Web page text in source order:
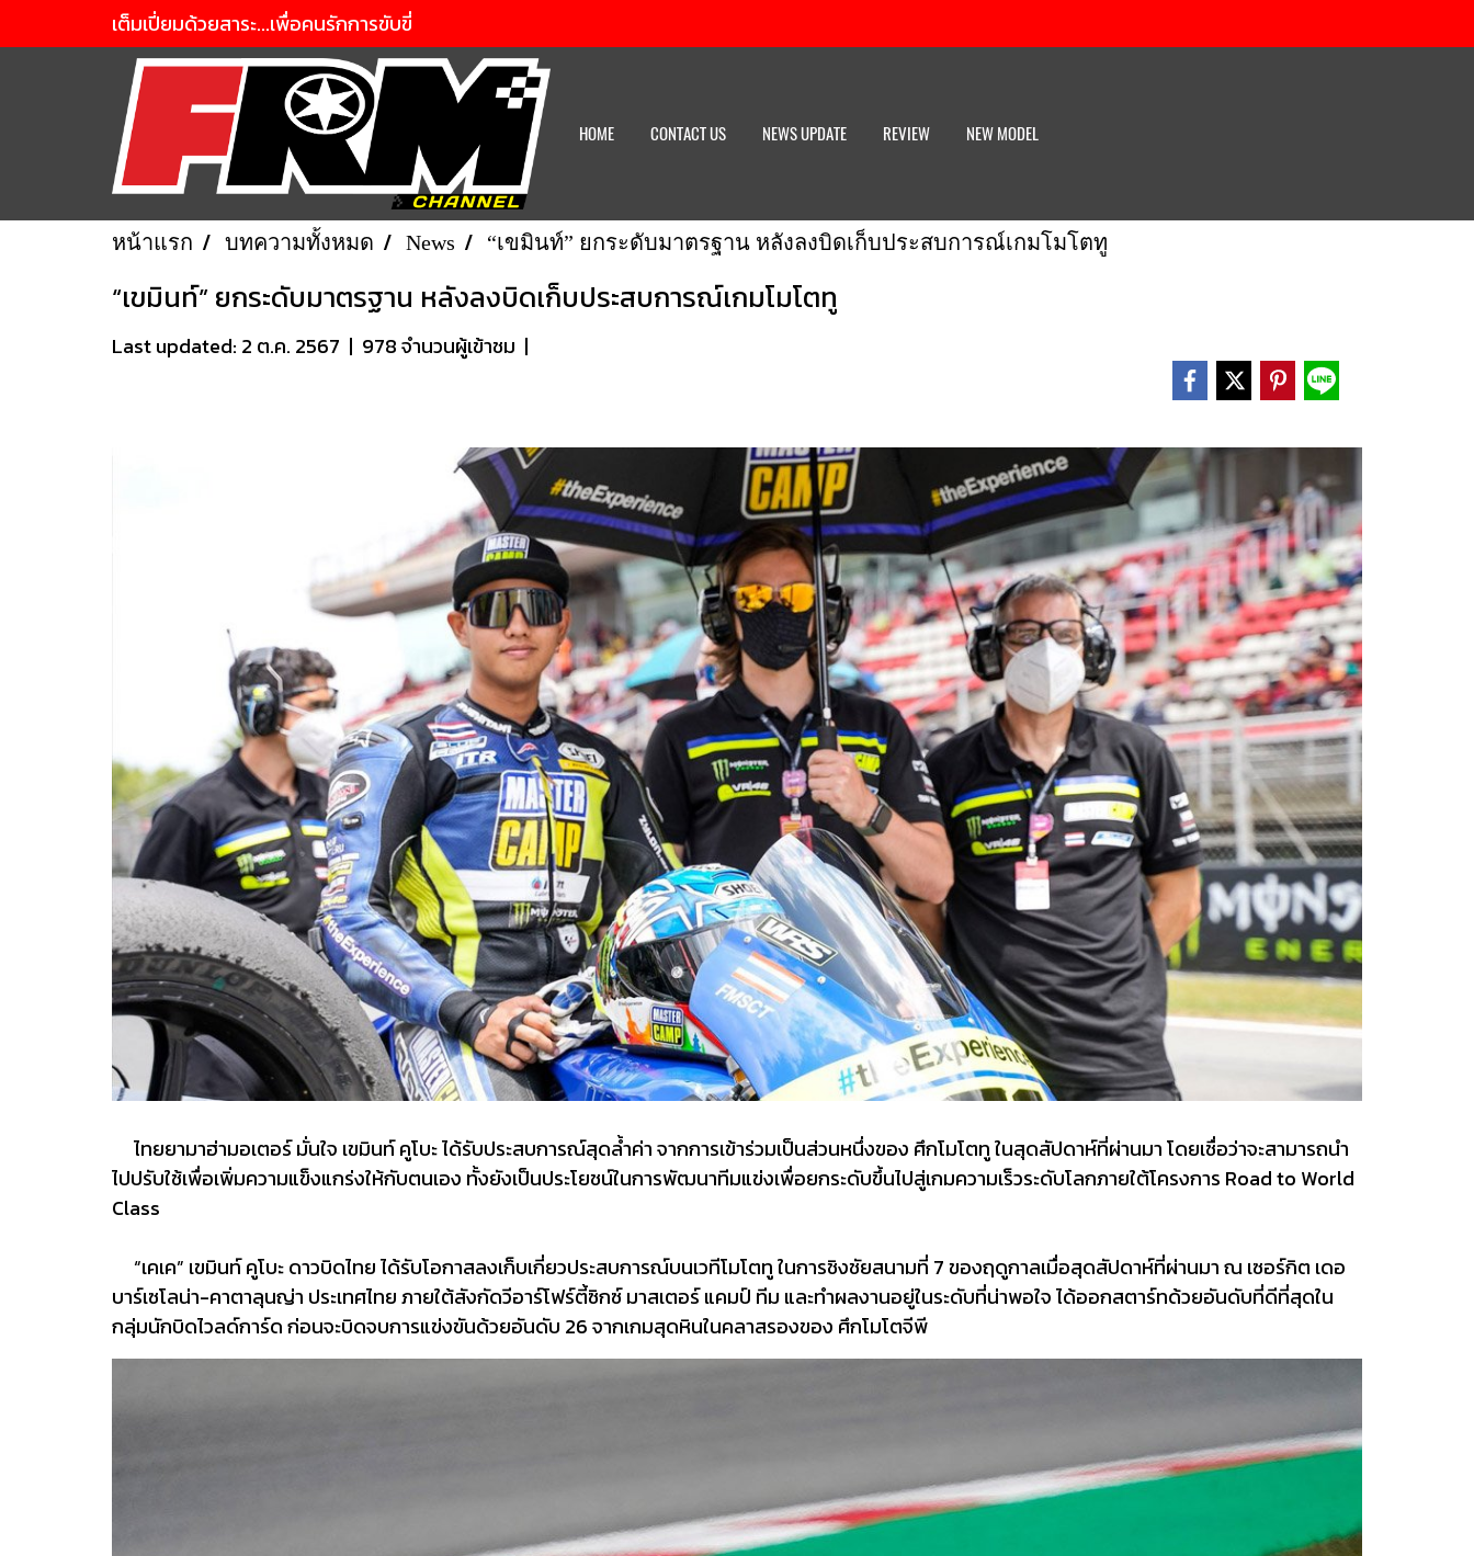
เต็มเปี่ยมด้วยสาระ...เพื่อคนรักการขับขี่
HOME CONTACT US NEWS UPDATE REVIEW NEW MODEL
หน้าแรก บทความทั้งหมด News “เขมินท์” ยกระดับมาตรฐาน หลังลงบิดเก็บประสบการณ์เกมโมโตทู
“เขมินท์” ยกระดับมาตรฐาน หลังลงบิดเก็บประสบการณ์เกมโมโตทู
Last updated: 2 ต.ค. 2567 | 978 จำนวนผู้เข้าชม |
ไทยยามาฮ่ามอเตอร์ มั่นใจ เขมินท์ คูโบะ ได้รับประสบการณ์สุดล้ำค่า จากการเข้าร่วมเป็นส่วนหนึ่งของ ศึกโมโตทู ในสุดสัปดาห์ที่ผ่านมา โดยเชื่อว่าจะสามารถนำ
ไปปรับใช้เพื่อเพิ่มความแข็งแกร่งให้กับตนเอง ทั้งยังเป็นประโยชน์ในการพัฒนาทีมแข่งเพื่อยกระดับขึ้นไปสู่เกมความเร็วระดับโลกภายใต้โครงการ Road to World
Class
“เคเค” เขมินท์ คูโบะ ดาวบิดไทย ได้รับโอกาสลงเก็บเกี่ยวประสบการณ์บนเวทีโมโตทู ในการชิงชัยสนามที่ 7 ของฤดูกาลเมื่อสุดสัปดาห์ที่ผ่านมา ณ เซอร์กิต เดอ
บาร์เซโลน่า-คาตาลุนญ่า ประเทศไทย ภายใต้สังกัดวีอาร์โฟร์ตี้ซิกซ์ มาสเตอร์ แคมป์ ทีม และทำผลงานอยู่ในระดับที่น่าพอใจ ได้ออกสตาร์ทด้วยอันดับที่ดีที่สุดใน
กลุ่มนักบิดไวลด์การ์ด ก่อนจะบิดจบการแข่งขันด้วยอันดับ 26 จากเกมสุดหินในคลาสรองของ ศึกโมโตจีพี